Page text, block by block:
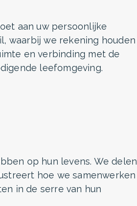
aan uw persoonlijke
waarbij we rekening houden
en verbinding met de
leefomgeving.
op hun levens. We delen
hoe we samenwerken
in de serre van hun